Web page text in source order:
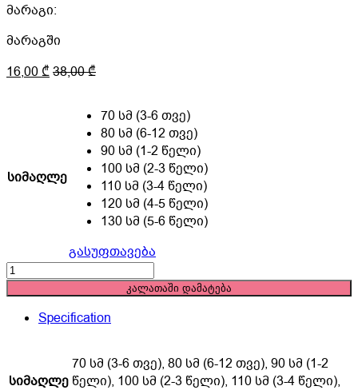
მარაგი:
მარაგში
16,00₾38,00₾
სიმაღლე
70 სმ (3-6 თვე)
80 სმ (6-12 თვე)
90 სმ (1-2 წელი)
100 სმ (2-3 წელი)
110 სმ (3-4 წელი)
120 სმ (4-5 წელი)
130 სმ (5-6 წელი)
გასუფთავება
ორეული
ჟოზე
შორტი
კალათაში დამატება
Specification
სიმაღლე
70 სმ (3-6 თვე), 80 სმ (6-12 თვე), 90 სმ (1-2
წელი), 100 სმ (2-3 წელი), 110 სმ (3-4 წელი),